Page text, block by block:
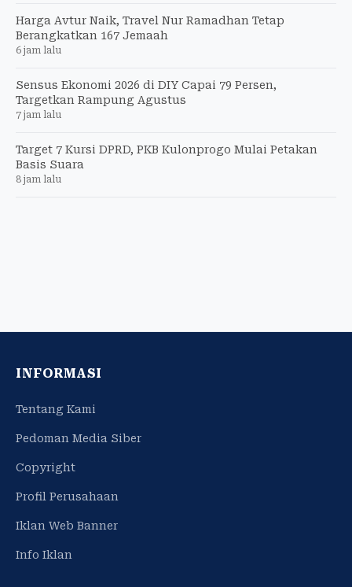
Harga Avtur Naik, Travel Nur Ramadhan Tetap
Berangkatkan 167 Jemaah
6 jam lalu
Sensus Ekonomi 2026 di DIY Capai 79 Persen,
Targetkan Rampung Agustus
7 jam lalu
Target 7 Kursi DPRD, PKB Kulonprogo Mulai Petakan
Basis Suara
8 jam lalu
INFORMASI
Tentang Kami
Pedoman Media Siber
Copyright
Profil Perusahaan
Iklan Web Banner
Info Iklan